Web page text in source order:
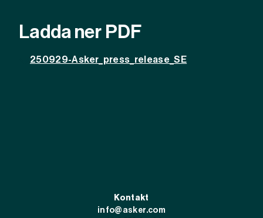
Ladda ner PDF
250929-Asker_press_release_SE
Kontakt
info@asker.com